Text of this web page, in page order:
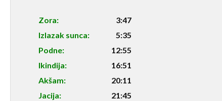
Zora:
3:47
Izlazak sunca:
5:35
Podne:
12:55
Ikindija:
16:51
Akšam:
20:11
Jacija:
21:45